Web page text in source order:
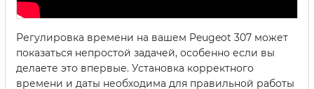
Регулировка времени на вашем Peugeot 307 может
показаться непростой задачей, особенно если вы
делаете это впервые. Установка корректного
времени и даты необходима для правильной работы